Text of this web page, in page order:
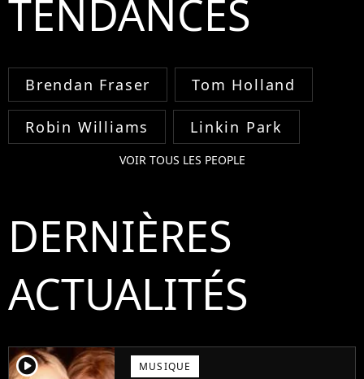
TENDANCES
Brendan Fraser Tom Holland
Robin Williams Linkin Park
VOIR TOUS LES PEOPLE
DERNIÈRES
ACTUALITÉS
player2 MUSIQUE